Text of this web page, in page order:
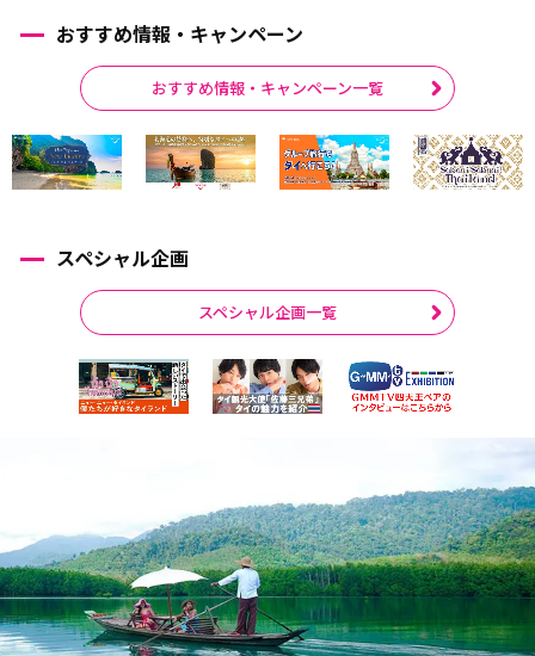
おすすめ情報・キャンペーン
おすすめ情報・キャンペーン一覧
スペシャル企画
スペシャル企画一覧